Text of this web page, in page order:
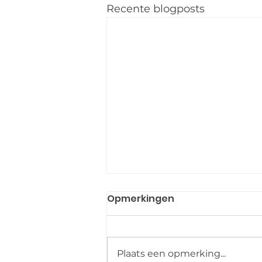
Recente blogposts
Opmerkingen
Plaats een opmerking...